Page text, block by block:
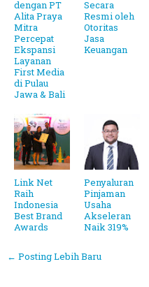
dengan PT
Alita Praya
Mitra
Percepat
Ekspansi
Layanan
First Media
di Pulau
Jawa & Bali
Secara
Resmi oleh
Otoritas
Jasa
Keuangan
Link Net
Raih
Indonesia
Best Brand
Awards
Penyaluran
Pinjaman
Usaha
Akseleran
Naik 319%
← Posting Lebih Baru